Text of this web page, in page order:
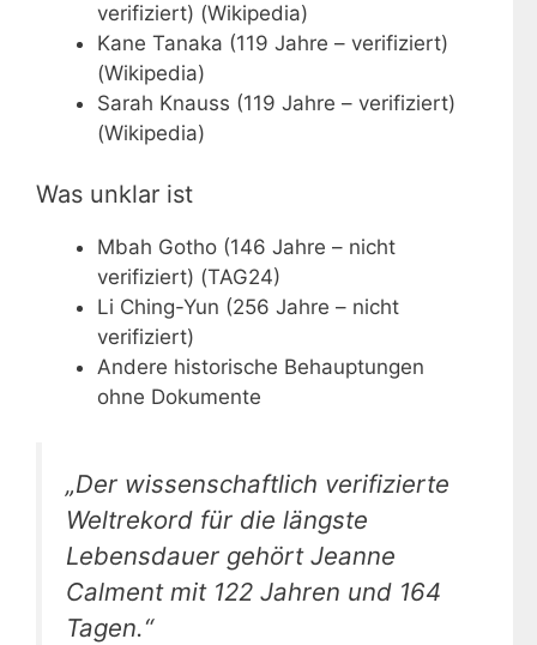
verifiziert) (Wikipedia)
Kane Tanaka (119 Jahre – verifiziert)
(Wikipedia)
Sarah Knauss (119 Jahre – verifiziert)
(Wikipedia)
Was unklar ist
Mbah Gotho (146 Jahre – nicht
verifiziert) (TAG24)
Li Ching-Yun (256 Jahre – nicht
verifiziert)
Andere historische Behauptungen
ohne Dokumente
„Der wissenschaftlich verifizierte
Weltrekord für die längste
Lebensdauer gehört Jeanne
Calment mit 122 Jahren und 164
Tagen.“